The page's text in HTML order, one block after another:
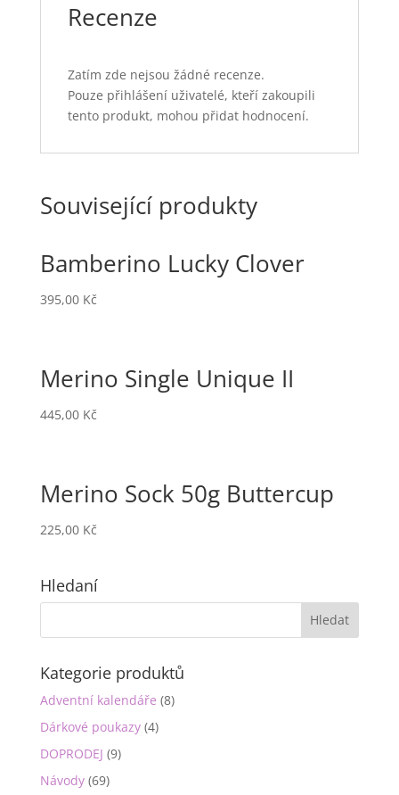
Recenze
Zatím zde nejsou žádné recenze.
Pouze přihlášení uživatelé, kteří zakoupili
tento produkt, mohou přidat hodnocení.
Související produkty
Bamberino Lucky Clover
395,00 Kč
Merino Single Unique II
445,00 Kč
Merino Sock 50g Buttercup
225,00 Kč
Hledaní
Kategorie produktů
Adventní kalendáře (8)
Dárkové poukazy (4)
DOPRODEJ (9)
Návody (69)